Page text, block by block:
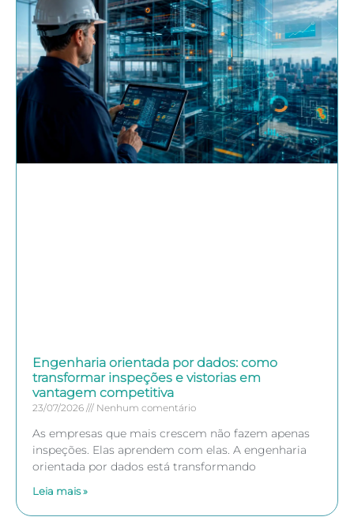
Engenharia orientada por dados: como
transformar inspeções e vistorias em
vantagem competitiva
23/07/2026 Nenhum comentário
As empresas que mais crescem não fazem apenas
inspeções. Elas aprendem com elas. A engenharia
orientada por dados está transformando
Leia mais »